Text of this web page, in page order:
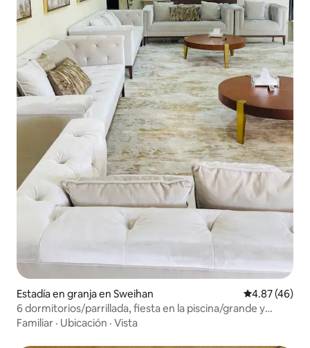
Estadía en granja en Sweihan Calificación
4.87 (46)
6 dormitorios/parrillada, fiesta en la piscina/grande y
lujosa granja cerca de AD/Al AIN
Familiar · Ubicación · Vista